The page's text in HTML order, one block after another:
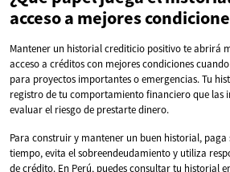
acceso a mejores
Mantener un historial crediticio positivo te abrirá
acceso a créditos con mejores condiciones
para proyectos importantes o emergencias. Tu
registro de tu comportamiento financiero que las
evaluar el riesgo de prestarte dinero.
Para construir y mantener un buen historial, paga
tiempo, evita el sobreendeudamiento y utiliza
de crédito. En Perú, puedes consultar tu historial